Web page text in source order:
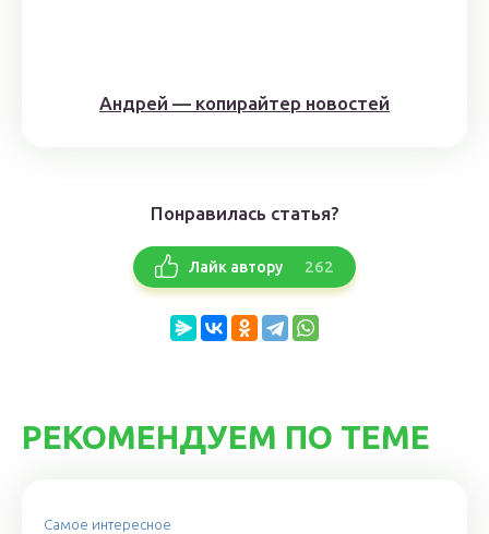
Андрей — копирайтер новостей
Понравилась статья?
Лайк автору 262
РЕКОМЕНДУЕМ ПО ТЕМЕ
Самое интересное